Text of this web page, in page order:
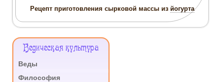
Рецепт приготовления сырковой массы из йогурта
Меню
Ведическая культура
Веды
Философия